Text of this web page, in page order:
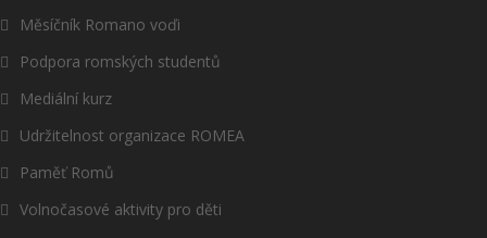
Měsíčník Romano voďi
Podpora romských studentů
Mediální kurz
Udržitelnost organizace ROMEA
Paměť Romů
Volnočasové aktivity pro děti